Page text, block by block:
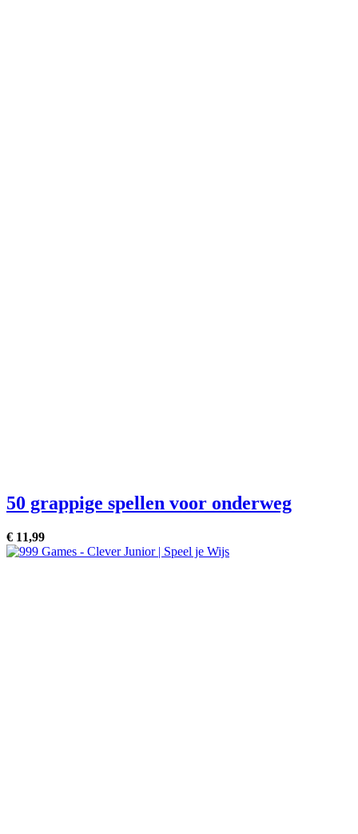
50 grappige spellen voor onderweg
€ 11,99